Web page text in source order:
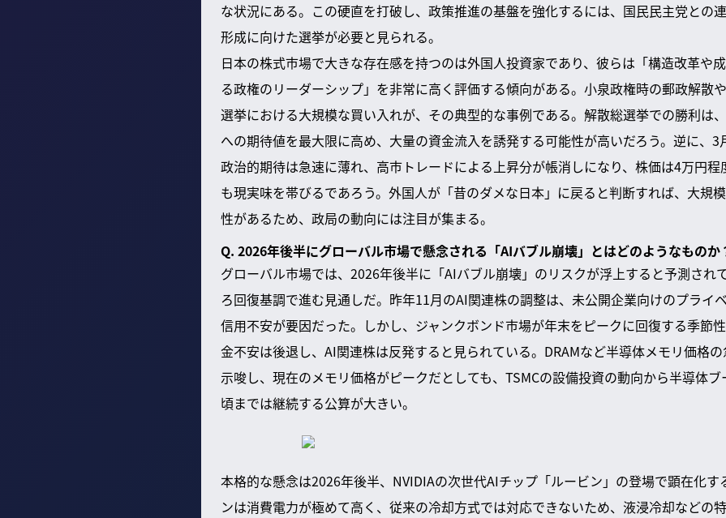
な状況にある。この硬直を打破し、政策推進の基盤を強化するには、国民民主党との
形成に向けた選挙が必要と見られる。
日本の株式市場で大きな存在感を持つのは外国人投資家であり、彼らは「構造改革や
る政権のリーダーシップ」を非常に高く評価する傾向がある。小泉政権時の郵政解散
選挙における大規模な買い入れが、その典型的な事例である。解散総選挙での勝利は
への期待値を最大限に高め、大量の資金流入を誘発する可能性が高いだろう。逆に、
政治的期待は急速に薄れ、高市トレードによる上昇分が帳消しになり、株価は4万円
も現実味を帯びるであろう。外国人が「昔のダメな日本」に戻ると判断すれば、大規
性があるため、政局の動向には注目が集まる。
Q. 2026年後半にグローバル市場で懸念される「AIバブル崩壊」とはどのようなものか
グローバル市場では、2026年後半に「AIバブル崩壊」のリスクが浮上すると予測され
ろ回復基調で進む見通しだ。昨年11月のAI関連株の調整は、未公開企業向けのプライ
信用不安が要因だった。しかし、ジャンクボンド市場が年末をピークに回復する季節
金不安は後退し、AI関連株は反発すると見られている。DRAMなど半導体メモリ価格
示唆し、現在のメモリ価格がピークだとしても、TSMCの設備投資の動向から半導体
頃までは継続する公算が大きい。
本格的な懸念は2026年後半、NVIDIAの次世代AIチップ「ルービン」の登場で顕在化す
ンは消費電力が極めて高く、従来の冷却方式では対応できないため、液浸冷却などの